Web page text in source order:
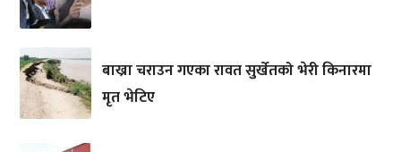
बाख्रा चराउन गएका रावत सुर्खेतको भेरी किनारमा
मृत भेटिए